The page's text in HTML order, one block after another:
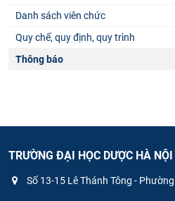
Danh sách viên chức
Quy chế, quy định, quy trình
Thông báo
TRƯỜNG ĐẠI HỌC DƯỢC HÀ NỘI
Số 13-15 Lê Thánh Tông -